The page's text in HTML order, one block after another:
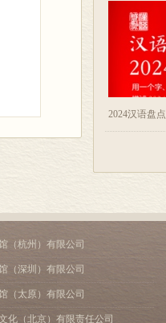
2024汉语盘点
（杭州）有限公司
（深圳）有限公司
（太原）有限公司
化（北京）有限责任公司